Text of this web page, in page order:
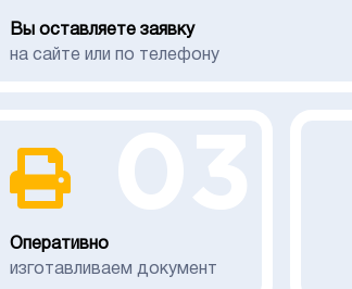
Вы оставляете заявку
на сайте или по телефону
Оперативно
изготавливаем документ